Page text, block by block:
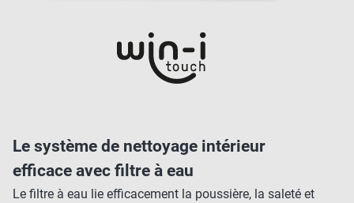
Le système de nettoyage intérieur
efficace avec filtre à eau
Le filtre à eau lie efficacement la poussière, la saleté et